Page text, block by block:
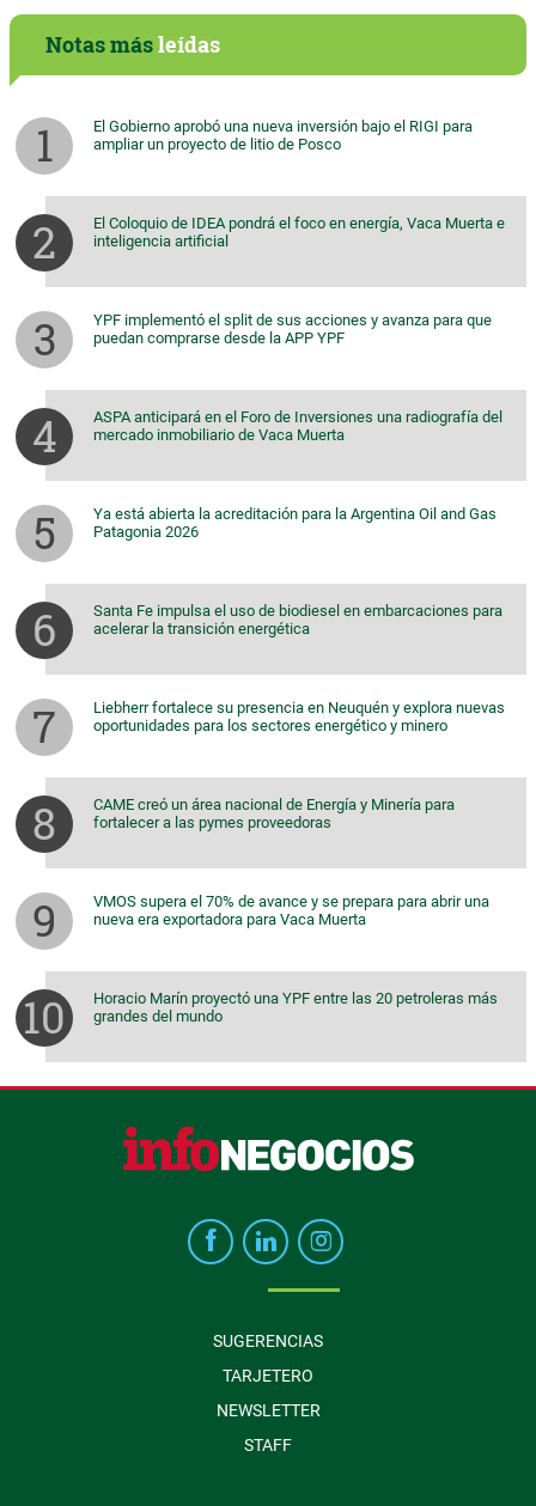
Notas másleídas
El Gobierno aprobó una nueva inversión bajo el RIGI para
ampliar un proyecto de litio de Posco
El Coloquio de IDEA pondrá el foco en energía, Vaca Muerta e
inteligencia artificial
YPF implementó el split de sus acciones y avanza para que
puedan comprarse desde la APP YPF
ASPA anticipará en el Foro de Inversiones una radiografía del
mercado inmobiliario de Vaca Muerta
Ya está abierta la acreditación para la Argentina Oil and Gas
Patagonia 2026
Santa Fe impulsa el uso de biodiesel en embarcaciones para
acelerar la transición energética
Liebherr fortalece su presencia en Neuquén y explora nuevas
oportunidades para los sectores energético y minero
CAME creó un área nacional de Energía y Minería para
fortalecer a las pymes proveedoras
VMOS supera el 70% de avance y se prepara para abrir una
nueva era exportadora para Vaca Muerta
Horacio Marín proyectó una YPF entre las 20 petroleras más
grandes del mundo
SUGERENCIAS
TARJETERO
NEWSLETTER
STAFF